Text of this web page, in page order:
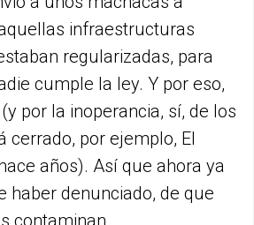
infraestructuras
regularizadas, para
cumple la ley. Y por eso,
por la inoperancia, sí, de los
cerrado, por ejemplo, El
años). Así que ahora ya
haber denunciado, de que
contaminan.